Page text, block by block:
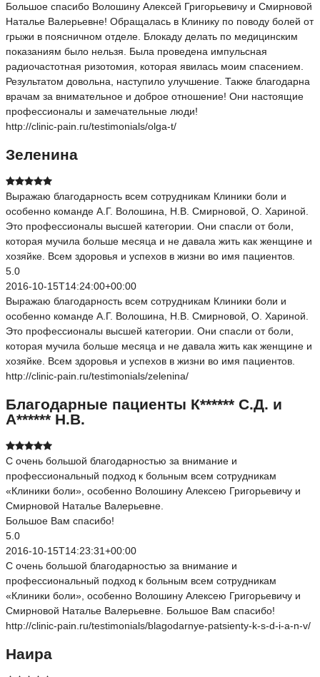
Большое спасибо Волошину Алексей Григорьевичу и Смирновой
Наталье Валерьевне! Обращалась в Клинику по поводу болей от
грыжи в поясничном отделе. Блокаду делать по медицинским
показаниям было нельзя. Была проведена импульсная
радиочастотная ризотомия, которая явилась моим спасением.
Результатом довольна, наступило улучшение. Также благодарна
врачам за внимательное и доброе отношение! Они настоящие
профессионалы и замечательные люди!
http://clinic-pain.ru/testimonials/olga-t/
Зеленина
Выражаю благодарность всем сотрудникам Клиники боли и
особенно команде А.Г. Волошина, Н.В. Смирновой, О. Хариной.
Это профессионалы высшей категории. Они спасли от боли,
которая мучила больше месяца и не давала жить как женщине и
хозяйке. Всем здоровья и успехов в жизни во имя пациентов.
5.0
2016-10-15T14:24:00+00:00
Выражаю благодарность всем сотрудникам Клиники боли и
особенно команде А.Г. Волошина, Н.В. Смирновой, О. Хариной.
Это профессионалы высшей категории. Они спасли от боли,
которая мучила больше месяца и не давала жить как женщине и
хозяйке. Всем здоровья и успехов в жизни во имя пациентов.
http://clinic-pain.ru/testimonials/zelenina/
Благодарные пациенты К****** С.Д. и
А****** Н.В.
С очень большой благодарностью за внимание и
профессиональный подход к больным всем сотрудникам
«Клиники боли», особенно Волошину Алексею Григорьевичу и
Смирновой Наталье Валерьевне.
Большое Вам спасибо!
5.0
2016-10-15T14:23:31+00:00
С очень большой благодарностью за внимание и
профессиональный подход к больным всем сотрудникам
«Клиники боли», особенно Волошину Алексею Григорьевичу и
Смирновой Наталье Валерьевне. Большое Вам спасибо!
http://clinic-pain.ru/testimonials/blagodarnye-patsienty-k-s-d-i-a-n-v/
Наира